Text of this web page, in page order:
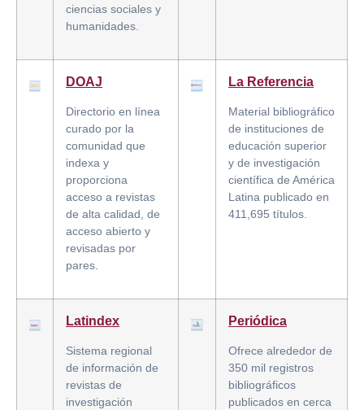
ciencias sociales y
humanidades.
DOAJ
Directorio en línea
curado por la
comunidad que
indexa y
proporciona
acceso a revistas
de alta calidad, de
acceso abierto y
revisadas por
pares.
La Referencia
Material bibliográfico
de instituciones de
educación superior
y de investigación
científica de América
Latina publicado en
411,695 títulos.
Latindex
Sistema regional
de información de
revistas de
investigación
Periódica
Ofrece alrededor de
350 mil registros
bibliográficos
publicados en cerca